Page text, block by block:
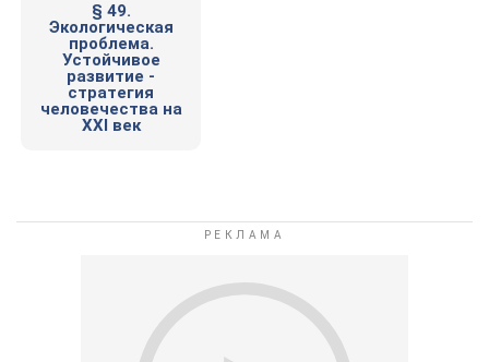
§ 49.
Экологическая
проблема.
Устойчивое
развитие -
стратегия
человечества на
XXI век